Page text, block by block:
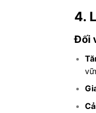
4.
Đối